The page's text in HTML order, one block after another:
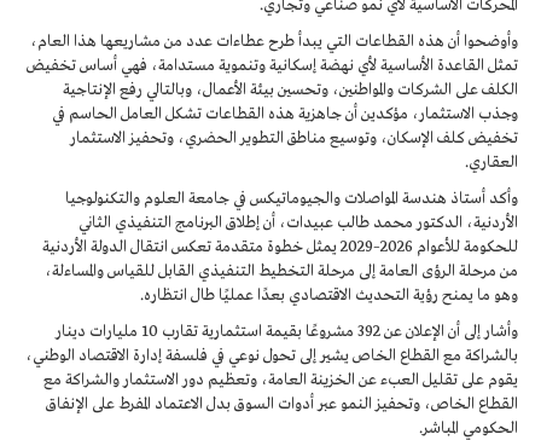
المحركات الأساسية لأي نمو صناعي وتجاري.
وأوضحوا أن هذه القطاعات التي يبدأ طرح عطاءات عدد من مشاريعها هذا العام،
تمثل القاعدة الأساسية لأي نهضة إسكانية وتنموية مستدامة، فهي أساس تخفيض
الكلف على الشركات والمواطنين، وتحسين بيئة الأعمال، وبالتالي رفع الإنتاجية
وجذب الاستثمار، مؤكدين أن جاهزية هذه القطاعات تشكل العامل الحاسم في
تخفيض كلف الإسكان، وتوسيع مناطق التطوير الحضري، وتحفيز الاستثمار
العقاري.
وأكد أستاذ هندسة المواصلات والجيوماتيكس في جامعة العلوم والتكنولوجيا
الأردنية، الدكتور محمد طالب عبيدات، أن إطلاق البرنامج التنفيذي الثاني
للحكومة للأعوام 2026–2029 يمثل خطوة متقدمة تعكس انتقال الدولة الأردنية
من مرحلة الرؤى العامة إلى مرحلة التخطيط التنفيذي القابل للقياس والمساءلة،
وهو ما يمنح رؤية التحديث الاقتصادي بعدًا عمليًا طال انتظاره.
وأشار إلى أن الإعلان عن 392 مشروعًا بقيمة استثمارية تقارب 10 مليارات دينار
بالشراكة مع القطاع الخاص يشير إلى تحول نوعي في فلسفة إدارة الاقتصاد الوطني،
يقوم على تقليل العبء عن الخزينة العامة، وتعظيم دور الاستثمار والشراكة مع
القطاع الخاص، وتحفيز النمو عبر أدوات السوق بدل الاعتماد المفرط على الإنفاق
الحكومي المباشر.